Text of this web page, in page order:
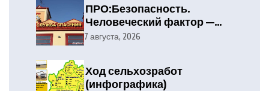
ПРО:Безопасность.
Человеческий фактор —
главная причина лесных
7 августа, 2026
Ход сельхозработ
(инфографика)